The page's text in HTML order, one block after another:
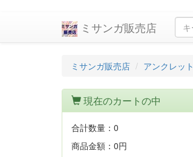
ミサンガ販売店
ミサンガ販売店 アンクレット
現在のカートの中
合計数量： 0
商品金額： 0円